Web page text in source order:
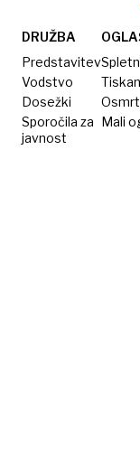
DRUŽBA
Predstavitev
Vodstvo
Dosežki
Sporočila za
javnost
Mali